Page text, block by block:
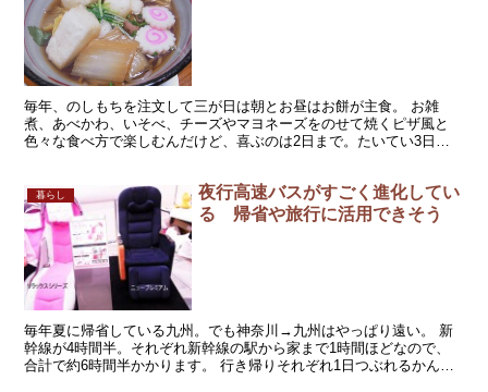
毎年、のしもちを注文して三が日は朝とお昼はお餅が主食。 お雑
煮、あべかわ、いそべ、チーズやマヨネーズをのせて焼くピザ風と
色々な食べ方で楽しむんだけど、喜ぶのは2日まで。たいてい3日目
暮らし
夜行高速バスがすごく進化してい
る 帰省や旅行に活用できそう
毎年夏に帰省している九州。でも神奈川→九州はやっぱり遠い。 新
幹線が4時間半。それぞれ新幹線の駅から家まで1時間ほどなので、
合計で約6時間半かかります。 行き帰りそれぞれ1日つぶれるかんじ